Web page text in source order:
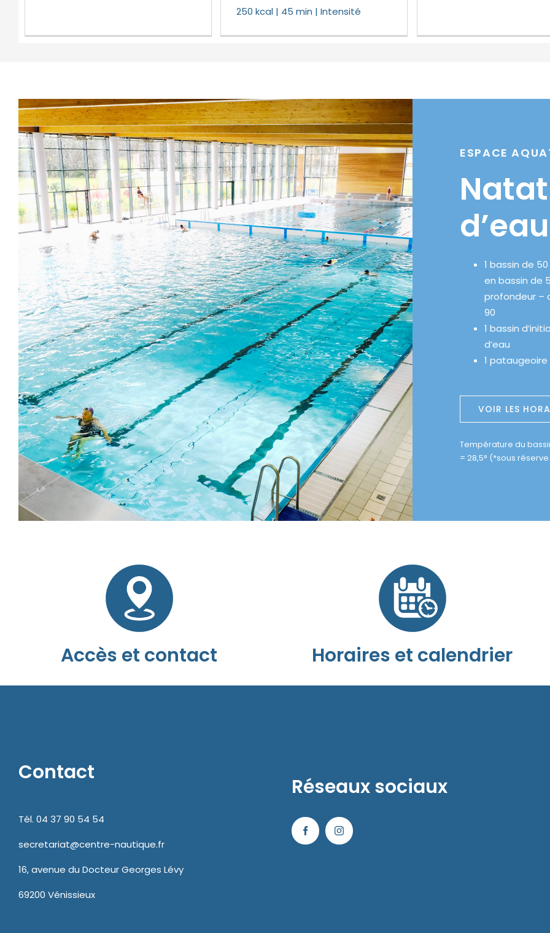
250 kcal | 45 min | Intensité
ESPACE
d’eau
1 bassin de
en bassin de
profondeur –
90
1 bassin
d’eau
1 pataugeoire
VOIR LES
Température du
= 28,5° (*sous
Accès et contact Horaires et calendrier
Contact
Tél. 04 37 90 54 54
secretariat@centre-nautique.fr
16, avenue du Docteur Georges Lévy
69200 Vénissieux
Réseaux sociaux